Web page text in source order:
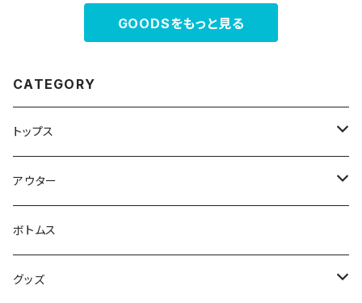
GOODSをもっと見る
CATEGORY
トップス
スウェット・パーカー
Tシャツ
シャツ
アウター
ジャケット・ブルゾン
ボトムス
グッズ